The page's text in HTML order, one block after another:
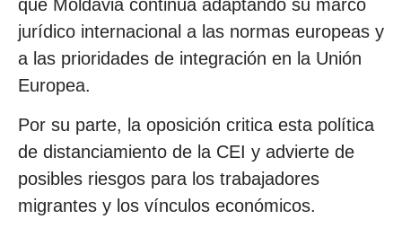
que Moldavia continúa adaptando su marco
jurídico internacional a las normas europeas y
a las prioridades de integración en la Unión
Europea.
Por su parte, la oposición critica esta política
de distanciamiento de la CEI y advierte de
posibles riesgos para los trabajadores
migrantes y los vínculos económicos.